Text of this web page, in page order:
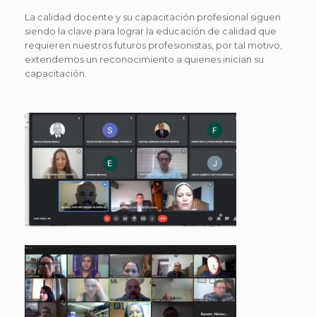
La calidad docente y su capacitación profesional siguen
siendo la clave para lograr la educación de calidad que
requieren nuestros futuros profesionistas, por tal motivo,
extendemos un reconocimiento a quienes inician su
capacitación.